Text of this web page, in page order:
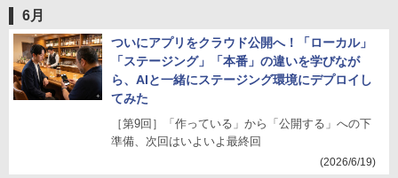
6月
ついにアプリをクラウド公開へ！「ローカル」
「ステージング」「本番」の違いを学びなが
ら、AIと一緒にステージング環境にデプロイし
てみた
［第9回］「作っている」から「公開する」への下
準備、次回はいよいよ最終回
(2026/6/19)